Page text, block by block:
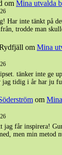
om Mina utvalda
Har inte tänkt på
trodde man
om Mina
tänker inte ge
jag tidig i år har ju
om
jag får inspirera!
men min metod